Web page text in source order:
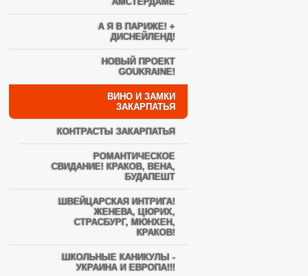
А Я В ПАРИЖЕ! +
ДИСНЕЙЛЕНД!
НОВЫЙ ПРОЕКТ
GOUKRAINE!
ВИНО И ЗАМКИ
ЗАКАРПАТЬЯ
КОНТРАСТЫ ЗАКАРПАТЬЯ
РОМАНТИЧЕСКОЕ
СВИДАНИЕ! КРАКОВ, ВЕНА,
БУДАПЕШТ
ШВЕЙЦАРСКАЯ ИНТРИГА!
ЖЕНЕВА, ЦЮРИХ,
СТРАСБУРГ, МЮНХЕН,
КРАКОВ!
ШКОЛЬНЫЕ КАНИКУЛЫ -
УКРАИНА И ЕВРОПА!!!